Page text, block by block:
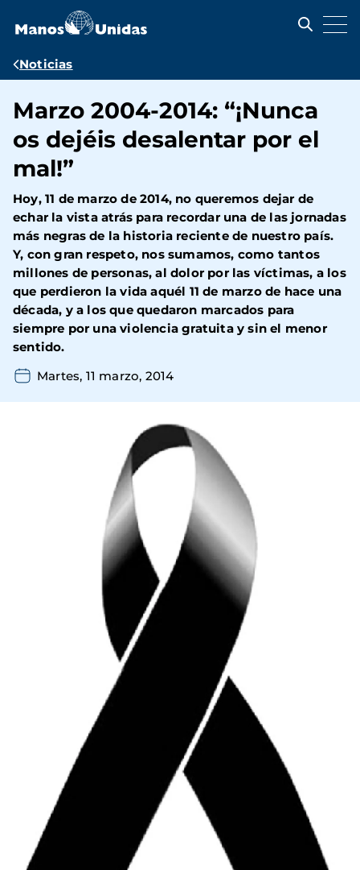
contenido
Ruta
navegación
Noticias
Marzo 2004-2014: “¡Nunca
os dejéis desalentar por el
mal!”
Hoy, 11 de marzo de 2014, no queremos dejar de
echar la vista atrás para recordar una de las jornadas
más negras de la historia reciente de nuestro país.
Y, con gran respeto, nos sumamos, como tantos
millones de personas, al dolor por las víctimas, a los
que perdieron la vida aquél 11 de marzo de hace una
década, y a los que quedaron marcados para
siempre por una violencia gratuita y sin el menor
sentido.
Martes, 11 marzo, 2014